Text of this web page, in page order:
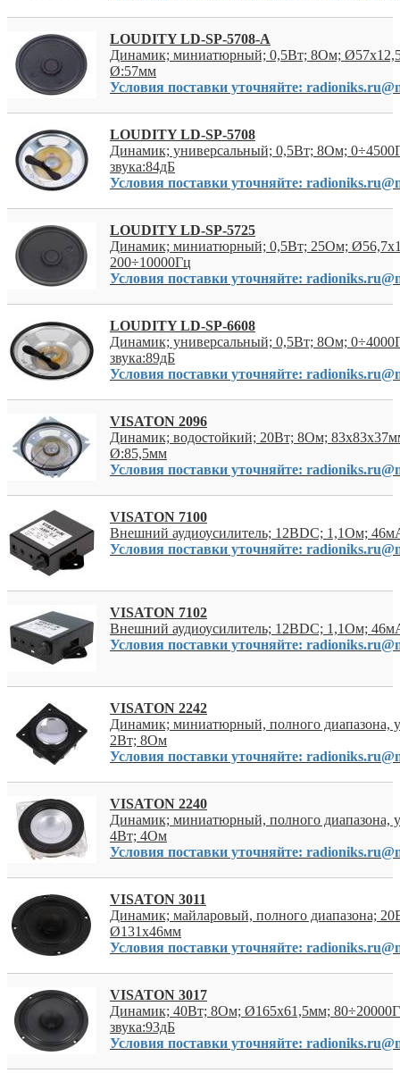
LOUDITY LD-SP-5708-A
Динамик; миниатюрный; 0,5Вт; 8Ом;
Ø:57мм
Условия поставки уточняйте:
LOUDITY LD-SP-5708
Динамик; универсальный; 0,5Вт; 8Ом;
звука:84дБ
Условия поставки уточняйте:
LOUDITY LD-SP-5725
Динамик; миниатюрный; 0,5Вт; 25Ом;
200÷10000Гц
Условия поставки уточняйте:
LOUDITY LD-SP-6608
Динамик; универсальный; 0,5Вт; 8Ом;
звука:89дБ
Условия поставки уточняйте:
VISATON 2096
Динамик; водостойкий; 20Вт; 8Ом;
Ø:85,5мм
Условия поставки уточняйте:
VISATON 7100
Внешний аудиоусилитель; 12ВDC; 1,1Ом;
Условия поставки уточняйте:
VISATON 7102
Внешний аудиоусилитель; 12ВDC; 1,1Ом;
Условия поставки уточняйте:
VISATON 2242
Динамик; миниатюрный, полного диапазона,
2Вт; 8Ом
Условия поставки уточняйте:
VISATON 2240
Динамик; миниатюрный, полного диапазона,
4Вт; 4Ом
Условия поставки уточняйте:
VISATON 3011
Динамик; майларовый, полного диапазона;
Ø131x46мм
Условия поставки уточняйте:
VISATON 3017
Динамик; 40Вт; 8Ом; Ø165x61,5мм;
звука:93дБ
Условия поставки уточняйте: